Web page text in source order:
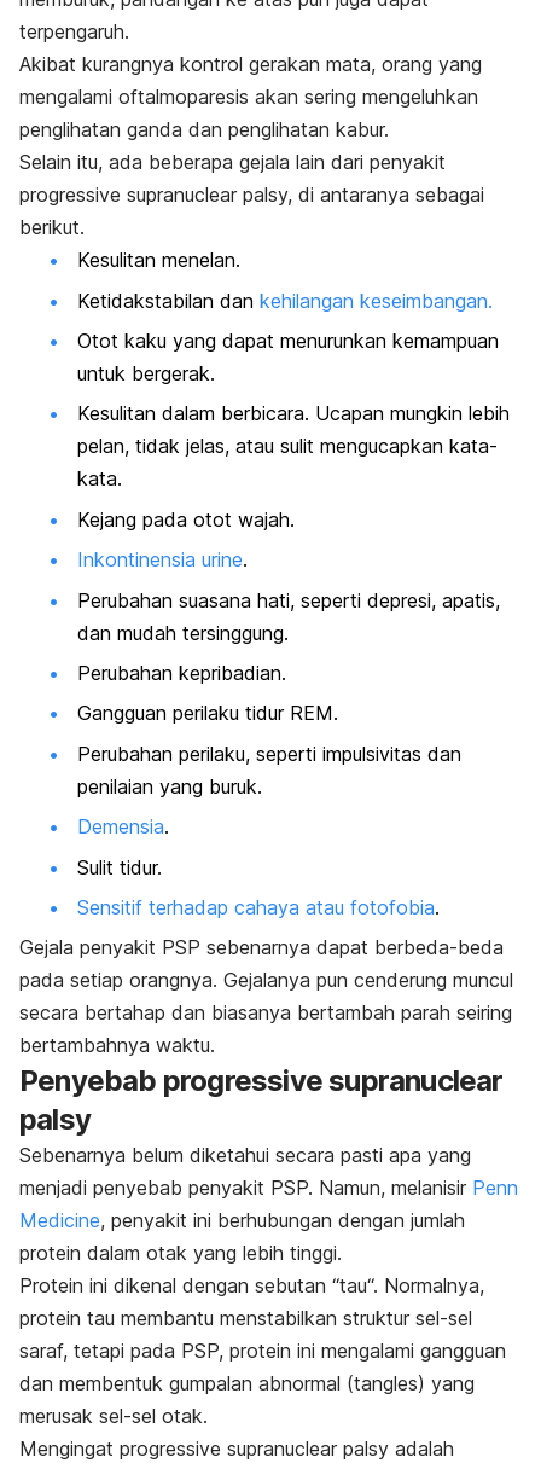
terpengaruh.
Akibat kurangnya kontrol gerakan mata, orang yang
mengalami oftalmoparesis akan sering mengeluhkan
penglihatan ganda dan penglihatan kabur.
Selain itu, ada beberapa gejala lain dari penyakit
progressive supranuclear palsy, di antaranya sebagai
berikut.
Kesulitan menelan.
Ketidakstabilan dan kehilangan keseimbangan.
Otot kaku yang dapat menurunkan kemampuan
untuk bergerak.
Kesulitan dalam berbicara. Ucapan mungkin lebih
pelan, tidak jelas, atau sulit mengucapkan kata-
kata.
Kejang pada otot wajah.
Inkontinensia urine.
Perubahan suasana hati, seperti depresi, apatis,
dan mudah tersinggung.
Perubahan kepribadian.
Gangguan perilaku tidur REM.
Perubahan perilaku, seperti impulsivitas dan
penilaian yang buruk.
Demensia.
Sulit tidur.
Sensitif terhadap cahaya atau fotofobia.
Gejala penyakit PSP sebenarnya dapat berbeda-beda
pada setiap orangnya. Gejalanya pun cenderung muncul
secara bertahap dan biasanya bertambah parah seiring
bertambahnya waktu.
Penyebab progressive supranuclear
palsy
Sebenarnya belum diketahui secara pasti apa yang
menjadi penyebab penyakit PSP. Namun, melanisir Penn
Medicine, penyakit ini berhubungan dengan jumlah
protein dalam otak yang lebih tinggi.
Protein ini dikenal dengan sebutan “tau“. Normalnya,
protein tau membantu menstabilkan struktur sel-sel
saraf, tetapi pada PSP, protein ini mengalami gangguan
dan membentuk gumpalan abnormal (tangles) yang
merusak sel-sel otak.
Mengingat progressive supranuclear palsy adalah